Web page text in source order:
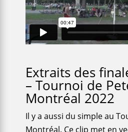
Extraits des
– Tournoi de
Montréal 2022
Il y a aussi du simple au
Montréal. Ce clip met en